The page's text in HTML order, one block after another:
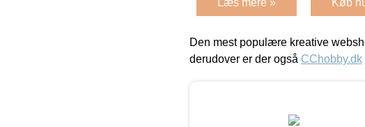
Den mest populære kreative
derudover er der også CChobby.dk